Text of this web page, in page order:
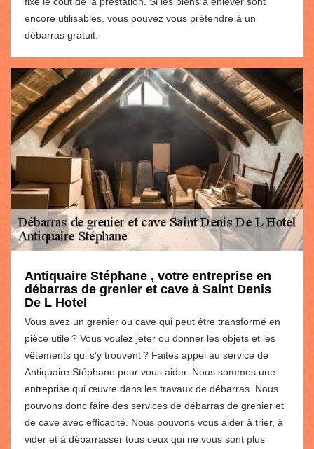
encore utilisables, vous pouvez vous prétendre à un
débarras gratuit.
Antiquaire Stéphane , votre entreprise en
débarras de grenier et cave à Saint Denis
De L Hotel
Vous avez un grenier ou cave qui peut être transformé en
pièce utile ? Vous voulez jeter ou donner les objets et les
vêtements qui s’y trouvent ? Faites appel au service de
Antiquaire Stéphane pour vous aider. Nous sommes une
entreprise qui œuvre dans les travaux de débarras. Nous
pouvons donc faire des services de débarras de grenier et
de cave avec efficacité. Nous pouvons vous aider à trier, à
vider et à débarrasser tous ceux qui ne vous sont plus